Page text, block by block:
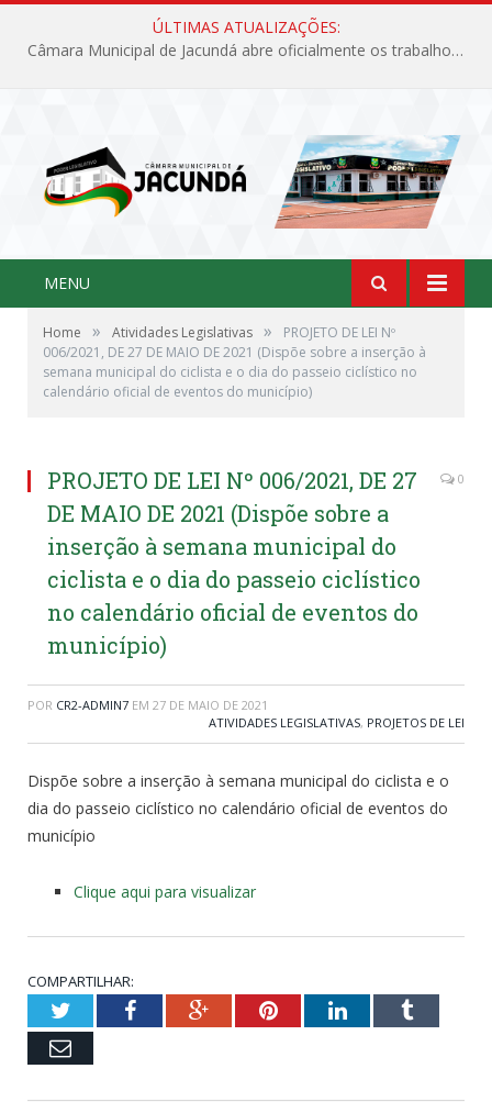
ÚLTIMAS ATUALIZAÇÕES:
Câmara Municipal de Jacundá abre oficialmente os trabalhos legislativos de 2026
MENU
Home » Atividades Legislativas »
PROJETO DE LEI Nº
006/2021, DE 27 DE MAIO DE 2021 (Dispõe sobre a inserção à
semana municipal do ciclista e o dia do passeio ciclístico no
calendário oficial de eventos do município)
PROJETO DE LEI Nº 006/2021, DE 27
DE MAIO DE 2021 (Dispõe sobre a
inserção à semana municipal do
ciclista e o dia do passeio ciclístico
no calendário oficial de eventos do
município)
0
POR CR2-ADMIN7 EM 27 DE MAIO DE 2021
ATIVIDADES LEGISLATIVAS, PROJETOS DE LEI
Dispõe sobre a inserção à semana municipal do ciclista e o
dia do passeio ciclístico no calendário oficial de eventos do
município
Clique aqui para visualizar
COMPARTILHAR:
TwitterFacebookGoogle+PinterestLinkedInTumblr
Email